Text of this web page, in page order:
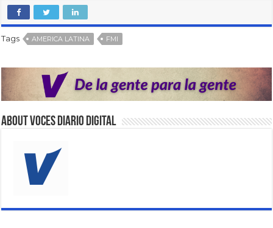
Tags AMERICA LATINA FMI
About VOCES Diario digital